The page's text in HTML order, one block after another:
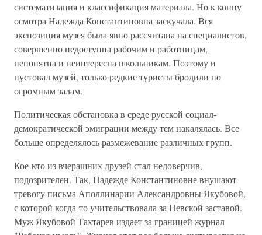
систематизация и классификация материала. Но к концу
осмотра Надежда Константиновна заскучала. Вся
экспозиция музея была явно рассчитана на специалистов,
совершенно недоступна рабочим и работницам,
непонятна и неинтересна школьникам. Поэтому и
пустовал музей, только редкие туристы бродили по
огромным залам.
Политическая обстановка в среде русской социал-
демократической эмиграции между тем накалялась. Все
больше определялось размежевание различных групп.
Кое-кто из вчерашних друзей стал недоверчив,
подозрителен. Так, Надежде Константиновне внушают
тревогу письма Аполлинарии Александровны Якубовой,
с которой когда-то учительствовала за Невской заставой.
Муж Якубовой Тахтарев издает за границей журнал